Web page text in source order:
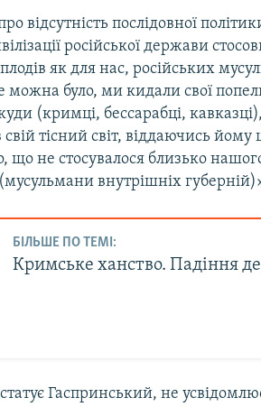
відсутність послідовної
російської держави
як для нас, російських
було, ми кидали свої
(кримці, бессарабці,
тісний світ, віддаючись йому
що не стосувалося близько
(мусульмани внутрішніх
БІЛЬШЕ ПО ТЕМІ:
Кримське ханство. Падіння
Гаспринський, не